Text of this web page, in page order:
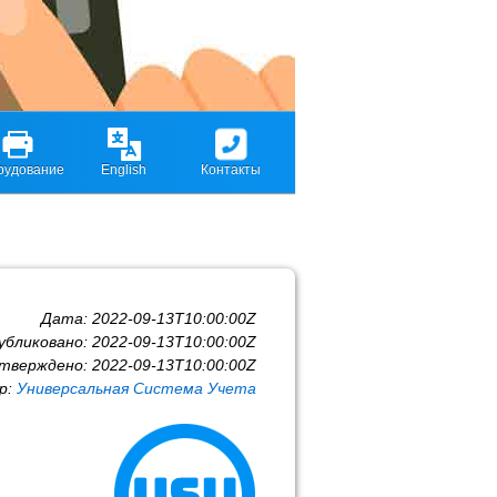
English Контакты
Дата: 2022-09-13T10:00:00Z
2022-09-13T10:00:00Z
2022-09-13T10:00:00Z
Универсальная Система Учета